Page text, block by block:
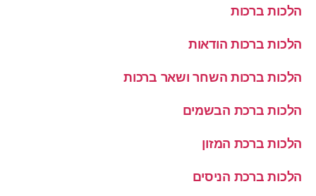
הלכות ברכות
הלכות ברכות הודאות
הלכות ברכות השחר ושאר ברכות
הלכות ברכת הבשמים
הלכות ברכת המזון
הלכות ברכת הניסים